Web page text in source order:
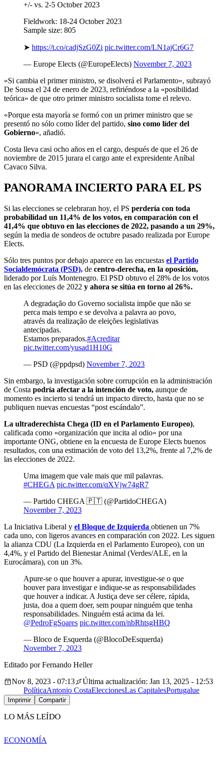
+/- vs. 2-5 October 2023
Fieldwork: 18-24 October 2023
Sample size: 805
➤ https://t.co/cadjSzG0Zi pic.twitter.com/LN1ajCr6G7
— Europe Elects (@EuropeElects) November 7, 2023
«Si cambia el primer ministro, se disolverá el Parlamento», subrayó
De Sousa el 24 de enero de 2023, refiriéndose a la «posibilidad
teórica» de que otro primer ministro socialista tome el relevo.
«Porque esta mayoría se formó con un primer ministro que se
presentó no sólo como líder del partido, sino como líder del
Gobierno«, añadió.
Costa lleva casi ocho años en el cargo, después de que el 26 de
noviembre de 2015 jurara el cargo ante el expresidente Aníbal
Cavaco Silva.
PANORAMA INCIERTO PARA EL PS
Si las elecciones se celebraran hoy, el PS perdería con toda
probabilidad un 11,4% de los votos, en comparación con el
41,4% que obtuvo en las elecciones de 2022, pasando a un 29%,
según la media de sondeos de octubre pasado realizada por Europe
Elects.
Sólo tres puntos por debajo aparece en las encuestas el Partido
Socialdemócrata (PSD), de centro-derecha, en la oposición,
liderado por Luís Montenegro. El PSD obtuvo el 28% de los votos
en las elecciones de 2022 y ahora se sitúa en torno al 26%.
A degradação do Governo socialista impõe que não se
perca mais tempo e se devolva a palavra ao povo,
através da realização de eleições legislativas
antecipadas.
Estamos preparados.#Acreditar
pic.twitter.com/yusad1H10G
— PSD (@ppdpsd) November 7, 2023
Sin embargo, la investigación sobre corrupción en la administración
de Costa podría afectar a la intención de voto, aunque de
momento es incierto si tendrá un impacto directo, hasta que no se
publiquen nuevas encuestas “post escándalo”.
La ultraderechista Chega (ID en el Parlamento Europeo),
calificada como «organización que incita al odio» por una
importante ONG, obtiene en la encuesta de Europe Elects buenos
resultados, con una estimación de voto del 13,2%, frente al 7,2% de
las elecciones de 2022.
Uma imagem que vale mais que mil palavras.
#CHEGA pic.twitter.com/qXVjw74gR7
— Partido CHEGA 🇵🇹 (@PartidoCHEGA)
November 7, 2023
La Iniciativa Liberal y el Bloque de Izquierda obtienen un 7%
cada uno, con ligeros avances en comparación con 2022. Les siguen
la alianza CDU (La Izquierda en el Parlamento Europeo), con un
4,4%, y el Partido del Bienestar Animal (Verdes/ALE, en la
Eurocámara), con un 3%.
Apure-se o que houver a apurar, investigue-se o que
houver para investigar e indique-se as responsabilidades
que houver a indicar. A Justiça deve ser célere, rápida,
justa, doa a quem doer, sem poupar ninguém que tenha
responsabilidades. Ninguém está acima da lei.
@PedroFgSoares pic.twitter.com/nbRhtsgHBQ
— Bloco de Esquerda (@BlocoDeEsquerda)
November 7, 2023
Editado por Fernando Heller
Nov 8, 2023 - 07:13
Última actualización: Jan 13, 2025 - 12:53
PolíticaAntonio CostaEleccionesLas CapitalesPortugalue
Imprimir Compartir
LO MÁS LEÍDO
ECONOMÍA